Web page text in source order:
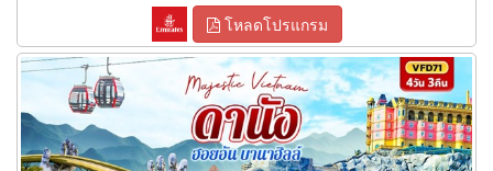
โหลดโปรแกรม
ทัวร์เวียดนามกลาง Majestic Vietnam ดานัง ฮอยอัน บานาฮิลล์ 4
วัน 3 คืน